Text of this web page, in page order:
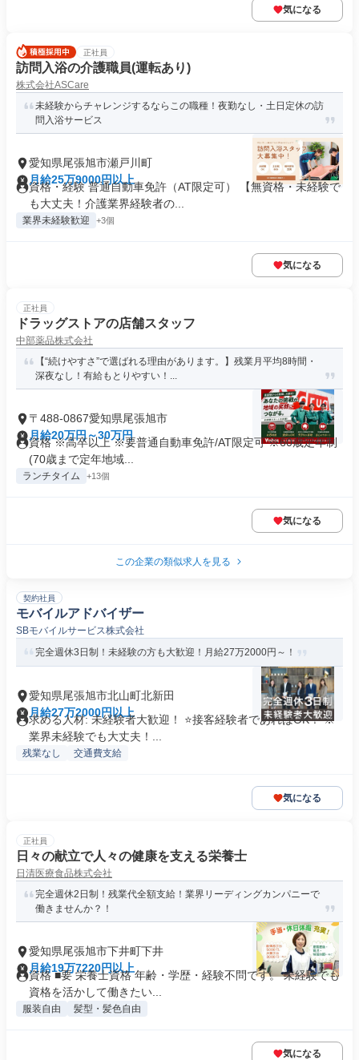
気になる
正社員
訪問入浴の介護職員(運転あり)
株式会社ASCare
未経験からチャレンジするならこの職種！夜勤なし・土日定休の訪
問入浴サービス
愛知県尾張旭市瀬戸川町
月給25万9000円以上
資格・経験 普通自動車免許（AT限定可） 【無資格・未経験で
も大丈夫！介護業界経験者の...
業界未経験歓迎 +3個
気になる
正社員
ドラッグストアの店舗スタッフ
中部薬品株式会社
【“続けやすさ”で選ばれる理由があります。】残業月平均8時間・
深夜なし！有給もとりやすい！...
〒488-0867愛知県尾張旭市
月給20万円～30万円
資格 ※高卒以上 ※要普通自動車免許/AT限定可 ※60歳定年制
(70歳まで定年地域...
ランチタイム +13個
気になる
この企業の類似求人を見る
契約社員
モバイルアドバイザー
SBモバイルサービス株式会社
完全週休3日制！未経験の方も大歓迎！月給27万2000円～！
愛知県尾張旭市北山町北新田
月給27万2000円以上
求める人材: 未経験者大歓迎！ ⭐接客経験者であればOK！ ※
業界未経験でも大丈夫！...
残業なし 交通費支給
気になる
正社員
日々の献立で人々の健康を支える栄養士
日清医療食品株式会社
完全週休2日制！残業代全額支給！業界リーディングカンパニーで
働きませんか？！
愛知県尾張旭市下井町下井
月給19万7220円以上
資格 ■要 栄養士資格 年齢・学歴・経験不問です。 未経験でも
資格を活かして働きたい...
服装自由 髪型・髪色自由
気になる